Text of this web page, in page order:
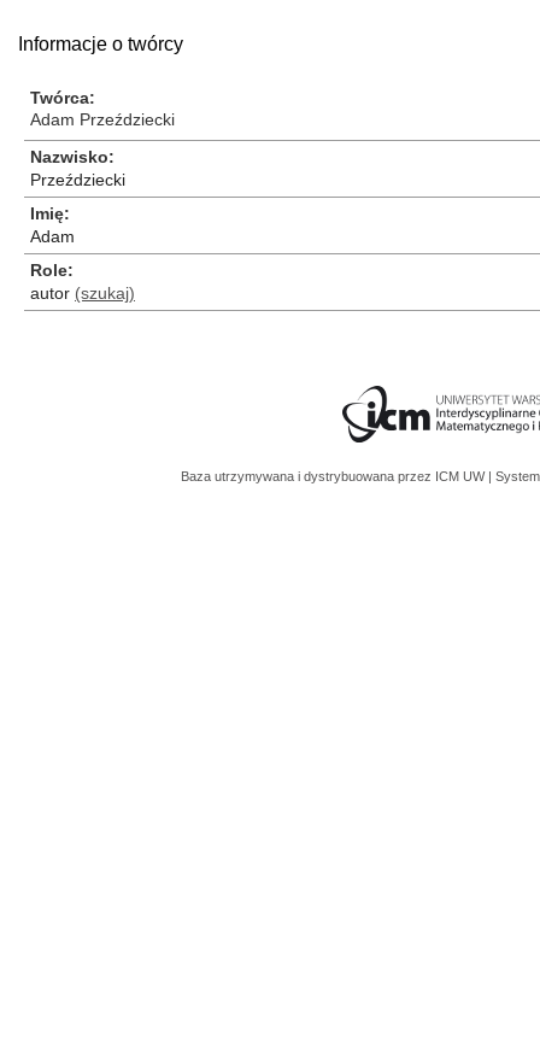
Informacje o twórcy
Twórca
Adam Przeździecki
Nazwisko
Przeździecki
Imię
Adam
Role
autor (szukaj)
Baza utrzymywana i dystrybuowana przez ICM UW |